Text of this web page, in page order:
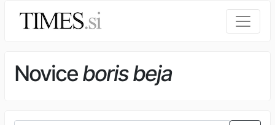
Noviceboris beja